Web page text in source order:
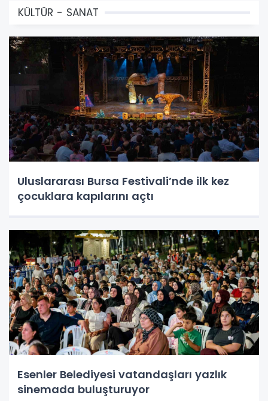
KÜLTÜR - SANAT
Uluslararası Bursa Festivali’nde ilk kez
çocuklara kapılarını açtı
Esenler Belediyesi vatandaşları yazlık
sinemada buluşturuyor